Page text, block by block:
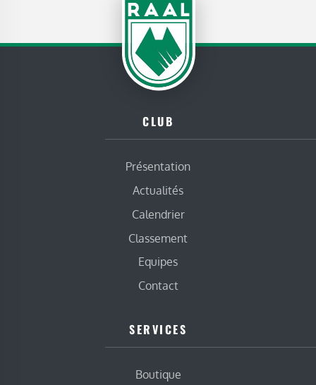
CLUB
Présentation
Actualités
Calendrier
Classement
Equipes
Contact
SERVICES
Boutique